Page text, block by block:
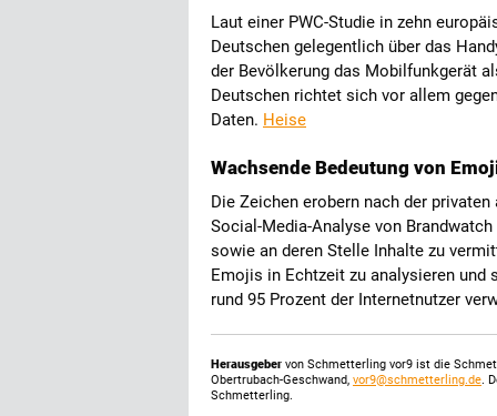
Laut einer PWC-Studie in zehn
Deutschen gelegentlich über das
der Bevölkerung das Mobilfunkgerät
Deutschen richtet sich vor allem
Daten. Heise
Wachsende Bedeutung von
Die Zeichen erobern nach der
Social-Media-Analyse von
sowie an deren Stelle Inhalte zu
Emojis in Echtzeit zu analysieren und
rund 95 Prozent der Internetnutzer
Herausgeber von Schmetterling vor9 ist die
Obertrubach-Geschwand, vor9@schmetterling.de.
Schmetterling.